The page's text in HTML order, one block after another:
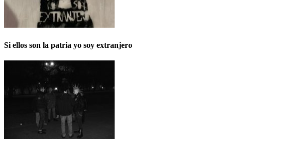
Si ellos son la patria yo soy extranjero